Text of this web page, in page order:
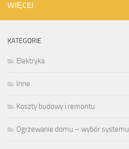
WIĘCEJ
KATEGORIE
Elektryka
Inne
Koszty budowy i remontu
Ogrzewanie domu – wybór systemu